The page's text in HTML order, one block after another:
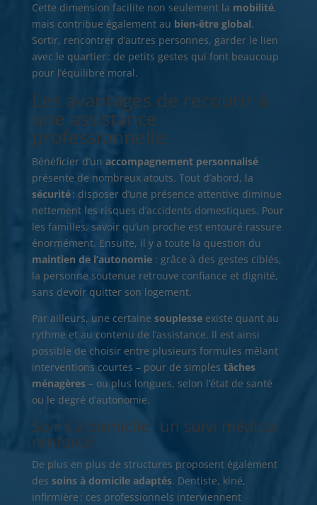
Cette dimension facilite non seulement la mobilité,
mais contribue également au bien-être global.
Sortir, rencontrer d’autres personnes, garder le lien
avec le quartier : de petits gestes qui font beaucoup
pour l’équilibre moral.
Les avantages de recourir à
une assistance
professionnelle
Bénéficier d’un accompagnement personnalisé
présente de nombreux atouts. Tout d’abord, la
sécurité: disposer d’une présence attentive diminue
nettement les risques d’accidents domestiques. Pour
les familles, savoir qu’un proche est entouré rassure
énormément. Ensuite, il y a toute la question du
maintien de l’autonomie: grâce à des gestes ciblés,
la personne soutenue retrouve confiance et dignité,
sans devoir quitter son logement.
Par ailleurs, une certaine souplesseexiste quant au
rythme et au contenu de l’assistance. Il est ainsi
possible de choisir entre plusieurs formules mêlant
interventions courtes – pour de simples tâches
ménagères– ou plus longues, selon l’état de santé
ou le degré d’autonomie.
Soins à domicile : un suivi médical
renforcé
De plus en plus de structures proposent également
des soins à domicile adaptés. Dentiste, kiné,
infirmière : ces professionnels interviennent